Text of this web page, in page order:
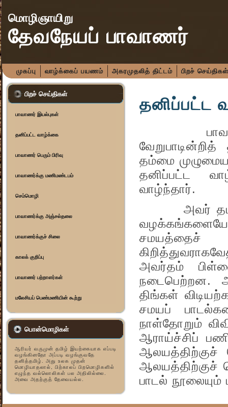
மொழிஞாயிறு
தேவநேயப் பாவாணர்
முகப்பு வாழ்க்கைப் பயணம் அகரமுதலித் திட்டம் பிறச் செய்திகள்
பிறச் செய்திகள்
பாவாணர் இயல்புகள்
தனிப்பட்ட வாழ்க்கை
பாவாணர் பெரும் பிரிவு
பாவாணர்க்கு மணிமண்டபம்
செம்மொழி
பாவாணர்க்கு அஞ்சல்தலை
பாவாணர்க்குச் சிலை
காலக் குறிப்பு
பாவாணர் பற்றாளர்கள்
மலேசியப் பெண்மணியின் கூற்று
பொன்மொழிகள்
ஆரியர் வருமுன் தமிழ் இயற்கையாக எப்படி
வழங்கினதோ அப்படி வழங்குவதே
தனித்தமிழ். அது உலக முதன்
மொழியாதலால், பிற்காலப் பிறமொழிகளில்
எழுந்த வல்லொலிகள் பல அதிலில்லை.
அவை அதற்குத் தேவையல்ல.
தனிப்பட்ட
பாவாணர்
தம்மை
தனிப்பட்ட
வாழ்ந்தார்.
அவர் தமது
சமயத்தைச்
அவர்தம்
நடைபெற்றன.
திங்கள்
சமயப்
நாள்தோறும்
ஆராய்ச்சிப்
ஆலயத்திற்குச்
ஆலயத்திற்குச்
பாடல் நூலையும்